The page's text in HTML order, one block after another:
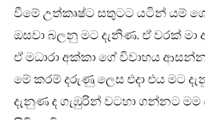
වීමේ උත්කෘෂ්ට සතුටට යටින් යම්
ඔසවා බලනු මට දැනිණ. ඒ වරක්
ඒ මධාරා අක්කා ගේ විවාහය
මේ කරම් දරුණු ලෙස එදා එය මට
දැනුණ ද ගැඹුරින් වටහා ගන්නට